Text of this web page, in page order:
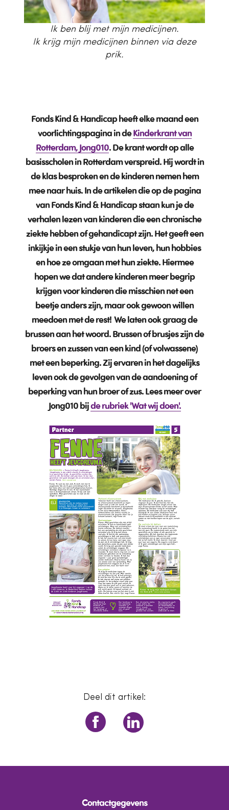
Ik ben blij met mijn medicijnen.
Ik krijg mijn medicijnen binnen via deze
prik.
Fonds Kind & Handicap heeft elke maand een
voorlichtingspagina in deKinderkrant van
Rotterdam, Jong010. De krant wordt op alle
basisscholen in Rotterdam verspreid. Hij wordt in
de klas besproken en de kinderen nemen hem
mee naar huis. In de artikelen die op de pagina
van Fonds Kind & Handicap staan kun je de
verhalen lezen van kinderen die een chronische
ziekte hebben of gehandicapt zijn. Het geeft een
inkijkje in een stukje van hun leven, hun hobbies
en hoe ze omgaan met hun ziekte. Hiermee
hopen we dat andere kinderen meer begrip
krijgen voor kinderen die misschien net een
beetje anders zijn, maar ook gewoon willen
meedoen met de rest! We laten ook graag de
brussen aan het woord. Brussen of brusjes zijn de
broers en zussen van een kind (of volwassene)
met een beperking. Zij ervaren in het dagelijks
leven ook de gevolgen van de aandoening of
beperking van hun broer of zus. Lees meer over
Jong010 bijde rubriek 'Wat wij doen'.
Deel dit artikel:
Contactgegevens